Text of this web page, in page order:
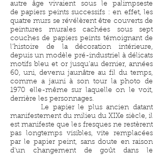
autre âge vivaient sous le palimpseste
de papiers peints successifs : en effet, les
quatre murs se révélèrent être couverts de
peintures murales cachées sous sept
couches de papiers peints témoignant de
l'histoire de la décoration intérieure,
depuis un modèle pré-industriel à délicats
motifs bleu et or jusqu'au dernier, années
60, uni, devenu jaunâtre au fil du temps,
comme a jauni à son tour la photo de
1970 elle-même sur laquelle on le voit,
derrière les personnages.
Le papier le plus ancien datant
manifestement du milieu du XIXe siècle, il
est manifeste que les fresques ne restèrent
pas longtemps visibles, vite remplacées
par le papier peint, sans doute en raison
d'un changement de goût dans le